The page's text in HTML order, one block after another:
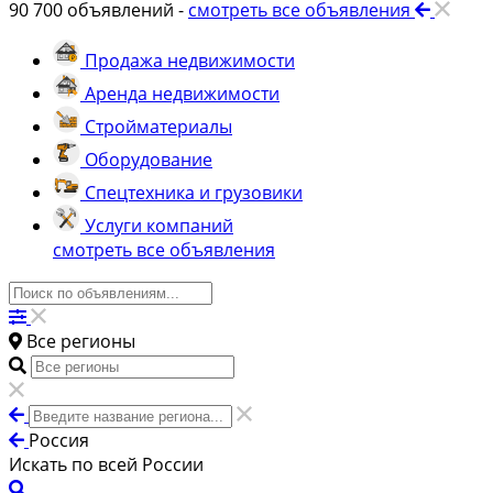
90 700 объявлений - смотреть все объявления
Продажа недвижимости
Аренда недвижимости
Стройматериалы
Оборудование
Спецтехника и грузовики
Услуги компаний
смотреть все объявления
Все регионы
Россия
Искать по всей России